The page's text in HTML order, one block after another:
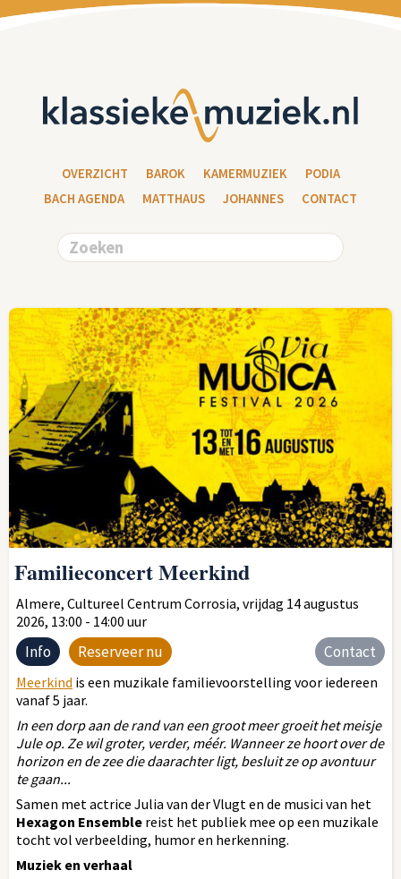
OVERZICHT BAROK KAMERMUZIEK
PODIA
BACH AGENDA
MATTHAUS JOHANNES CONTACT
Familieconcert Meerkind
Almere, Cultureel Centrum Corrosia, vrijdag 14 augustus
2026, 13:00 - 14:00 uur
Info Reserveer nu Contact
Meerkind is een muzikale familievoorstelling voor iedereen
vanaf 5 jaar.
In een dorp aan de rand van een groot meer groeit het meisje
Jule op. Ze wil groter, verder, méér. Wanneer ze hoort over de
horizon en de zee die daarachter ligt, besluit ze op avontuur
te gaan...
Samen met actrice Julia van der Vlugt en de musici van het
Hexagon Ensemble reist het publiek mee op een muzikale
tocht vol verbeelding, humor en herkenning.
Muziek en verhaal